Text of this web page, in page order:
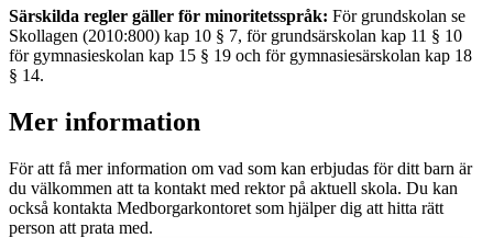
Särskilda regler gäller för minoritetsspråk: För grundskolan se
Skollagen (2010:800) kap 10 § 7, för grundsärskolan kap 11 § 10
för gymnasieskolan kap 15 § 19 och för gymnasiesärskolan kap 18
§ 14.
Mer information
För att få mer information om vad som kan erbjudas för ditt barn är
du välkommen att ta kontakt med rektor på aktuell skola. Du kan
också kontakta Medborgarkontoret som hjälper dig att hitta rätt
person att prata med.